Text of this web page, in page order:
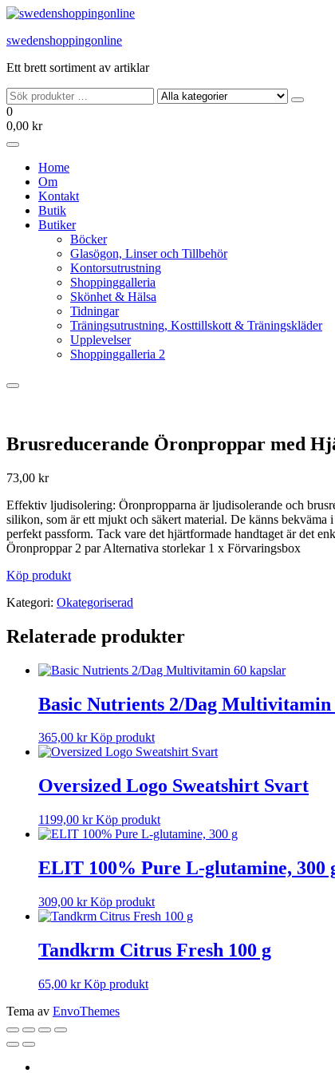
Hoppa
innehållet
swedenshoppingonline
Ett brett sortiment av artiklar
0
0,00 kr
Home
Om
Kontakt
Butik
Butiker
Böcker
Glasögon, Linser och Tillbehör
Kontorsutrustning
Shoppinggalleria
Skönhet & Hälsa
Tidningar
Träningsutrustning, Kosttillskott & Träningskläder
Upplevelser
Shoppinggalleria 2
Brusreducerande Öronproppar med
73,00 kr
Effektiv ljudisolering: Öronpropparna är ljudisolerande och
silikon, som är ett mjukt och säkert material. De känns bekväma
perfekt passform. Tack vare det hjärtformade handtaget är det
Öronproppar 2 par Alternativa storlekar 1 x Förvaringsbox
Köp produkt
Kategori: Okategoriserad
Relaterade produkter
Basic Nutrients 2/Dag Multivitamin
365,00 kr Köp produkt
Oversized Logo Sweatshirt Svart
1199,00 kr Köp produkt
ELIT 100% Pure L-glutamine, 300
309,00 kr Köp produkt
Tandkrm Citrus Fresh 100 g
65,00 kr Köp produkt
Tema av EnvoThemes